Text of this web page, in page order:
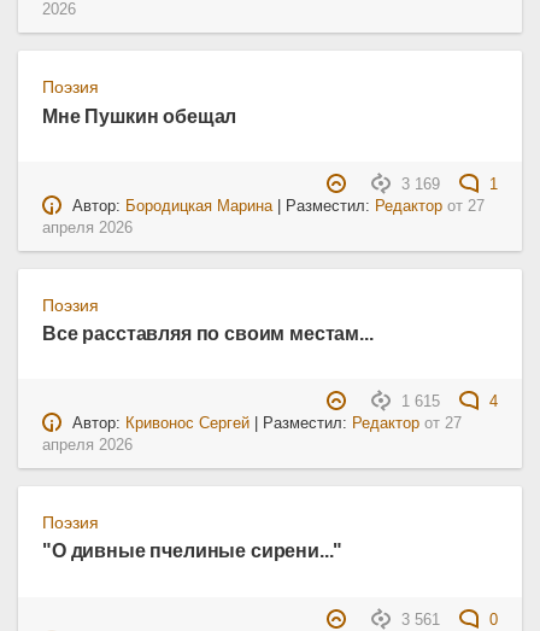
2026
Поэзия
Мне Пушкин обещал
3 169
1
Автор: Бородицкая Марина | Разместил: Редактор от 27
апреля 2026
Поэзия
Все расставляя по своим местам...
1 615
4
Автор: Кривонос Сергей | Разместил: Редактор от27
апреля 2026
Поэзия
"О дивные пчелиные сирени..."
3 561
0